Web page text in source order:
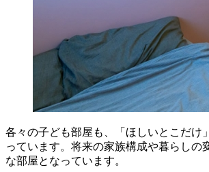
各々の子ども部屋も、「ほしいとこだけ
っています。将来の家族構成や暮らしの
な部屋となっています。